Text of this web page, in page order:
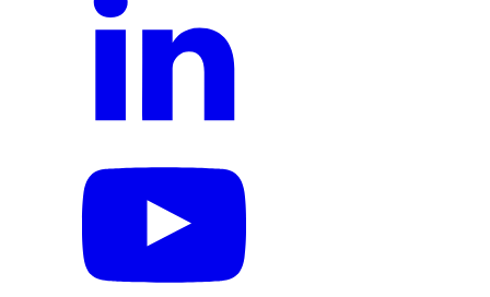
WhatsApp
Facebook
Twitter
Email